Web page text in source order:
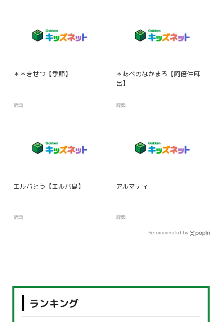
＊＊きせつ【季節】
辞典
＊あべのなかまろ【阿倍仲麻
呂】
辞典
エルバとう【エルバ島】
辞典
アルマティ
辞典
Recommended by
ランキング